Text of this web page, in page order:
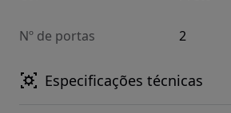
Nº de portas 2
Especificações técnicas